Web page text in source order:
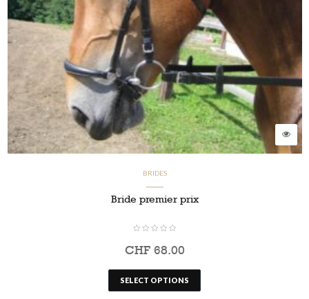
BRIDES
Bride premier prix
CHF68.00
SELECT OPTIONS